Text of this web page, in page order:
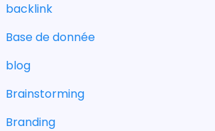
backlink
Base de donnée
blog
Brainstorming
Branding